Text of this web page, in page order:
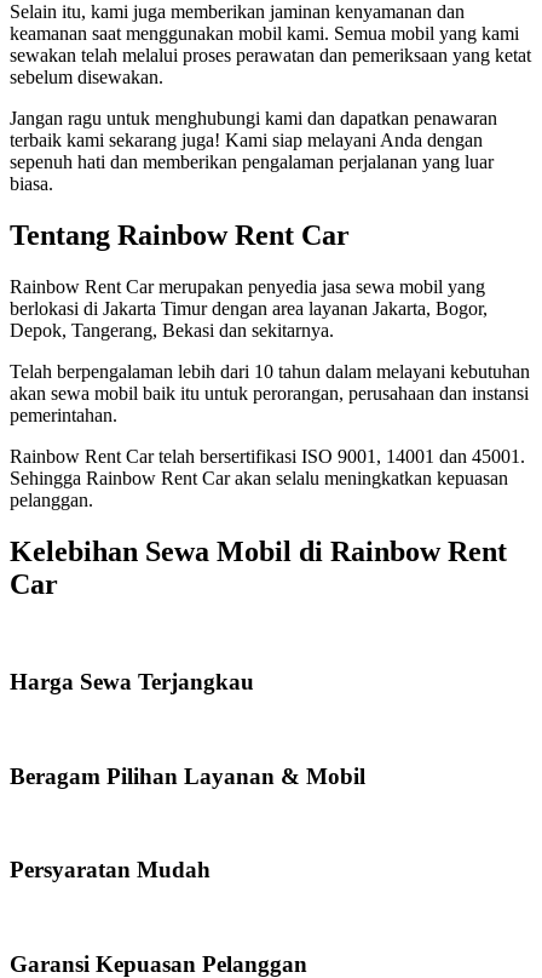
Selain itu, kami juga memberikan jaminan kenyamanan dan
keamanan saat menggunakan mobil kami. Semua mobil yang kami
sewakan telah melalui proses perawatan dan pemeriksaan yang ketat
sebelum disewakan.
Jangan ragu untuk menghubungi kami dan dapatkan penawaran
terbaik kami sekarang juga! Kami siap melayani Anda dengan
sepenuh hati dan memberikan pengalaman perjalanan yang luar
biasa.
Tentang Rainbow Rent Car
Rainbow Rent Car merupakan penyedia jasa sewa mobil yang
berlokasi di Jakarta Timur dengan area layanan Jakarta, Bogor,
Depok, Tangerang, Bekasi dan sekitarnya.
Telah berpengalaman lebih dari 10 tahun dalam melayani kebutuhan
akan sewa mobil baik itu untuk perorangan, perusahaan dan instansi
pemerintahan.
Rainbow Rent Car telah bersertifikasi ISO 9001, 14001 dan 45001.
Sehingga Rainbow Rent Car akan selalu meningkatkan kepuasan
pelanggan.
Kelebihan Sewa Mobil di Rainbow Rent
Car
Harga Sewa Terjangkau
Beragam Pilihan Layanan & Mobil
Persyaratan Mudah
Garansi Kepuasan Pelanggan